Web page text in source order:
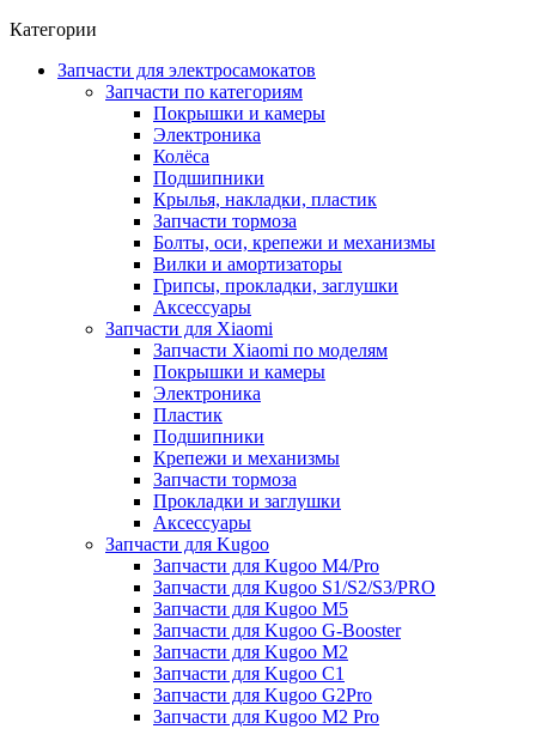
Категории
Запчасти для электросамокатов
Запчасти по категориям
Покрышки и камеры
Электроника
Колёса
Подшипники
Крылья, накладки, пластик
Запчасти тормоза
Болты, оси, крепежи и механизмы
Вилки и амортизаторы
Грипсы, прокладки, заглушки
Аксессуары
Запчасти для Xiaomi
Запчасти Xiaomi по моделям
Покрышки и камеры
Электроника
Пластик
Подшипники
Крепежи и механизмы
Запчасти тормоза
Прокладки и заглушки
Аксессуары
Запчасти для Kugoo
Запчасти для Kugoo M4/Pro
Запчасти для Kugoo S1/S2/S3/PRO
Запчасти для Kugoo M5
Запчасти для Kugoo G-Booster
Запчасти для Kugoo M2
Запчасти для Kugoo C1
Запчасти для Kugoo G2Pro
Запчасти для Kugoo M2 Pro